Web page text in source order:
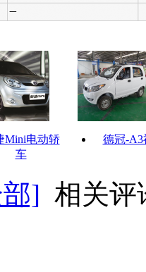
Mini电动轿
车
德冠-A3
] 相关评